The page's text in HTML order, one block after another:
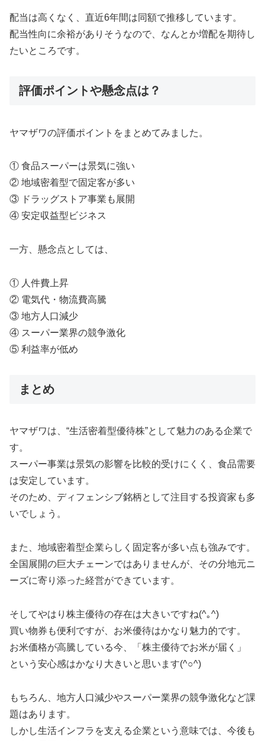
配当は高くなく、直近6年間は同額で推移しています。
配当性向に余裕がありそうなので、なんとか増配を期待し
たいところです。
評価ポイントや懸念点は？
ヤマザワの評価ポイントをまとめてみました。
① 食品スーパーは景気に強い
② 地域密着型で固定客が多い
③ ドラッグストア事業も展開
④ 安定収益型ビジネス
一方、懸念点としては、
① 人件費上昇
② 電気代・物流費高騰
③ 地方人口減少
④ スーパー業界の競争激化
⑤ 利益率が低め
まとめ
ヤマザワは、“生活密着型優待株”として魅力のある企業で
す。
スーパー事業は景気の影響を比較的受けにくく、食品需要
は安定しています。
そのため、ディフェンシブ銘柄として注目する投資家も多
いでしょう。
また、地域密着型企業らしく固定客が多い点も強みです。
全国展開の巨大チェーンではありませんが、その分地元ニ
ーズに寄り添った経営ができています。
そしてやはり株主優待の存在は大きいですね(^｡^)
買い物券も便利ですが、お米優待はかなり魅力的です。
お米価格が高騰している今、「株主優待でお米が届く」
という安心感はかなり大きいと思います(^○^)
もちろん、地方人口減少やスーパー業界の競争激化など課
題はあります。
しかし生活インフラを支える企業という意味では、今後も